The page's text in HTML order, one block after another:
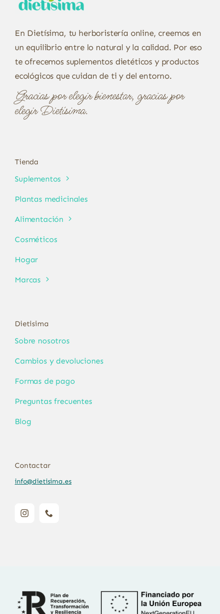
En Dietísima, tu herboristería online, creemos en
un equilibrio entre lo natural y la calidad. Por eso
te ofrecemos suplementos dietéticos y productos
ecológicos que cuidan de ti y del entorno.
Gracias por elegir bienestar, gracias por
elegir Dietísima.
Tienda
Suplementos
Plantas medicinales
Alimentación
Cosméticos
Hogar
Marcas
Dietisima
Sobre nosotros
Cambios y devoluciones
Formas de pago
Preguntas frecuentes
Blog
Contactar
info@dietisima.es